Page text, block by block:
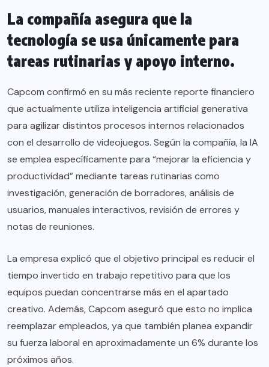
La compañía asegura que la
tecnología se usa únicamente para
tareas rutinarias y apoyo interno.
Capcom confirmó en su más reciente reporte financiero
que actualmente utiliza inteligencia artificial generativa
para agilizar distintos procesos internos relacionados
con el desarrollo de videojuegos. Según la compañía, la IA
se emplea específicamente para “mejorar la eficiencia y
productividad” mediante tareas rutinarias como
investigación, generación de borradores, análisis de
usuarios, manuales interactivos, revisión de errores y
notas de reuniones.
La empresa explicó que el objetivo principal es reducir el
tiempo invertido en trabajo repetitivo para que los
equipos puedan concentrarse más en el apartado
creativo. Además, Capcom aseguró que esto no implica
reemplazar empleados, ya que también planea expandir
su fuerza laboral en aproximadamente un 6% durante los
próximos años.